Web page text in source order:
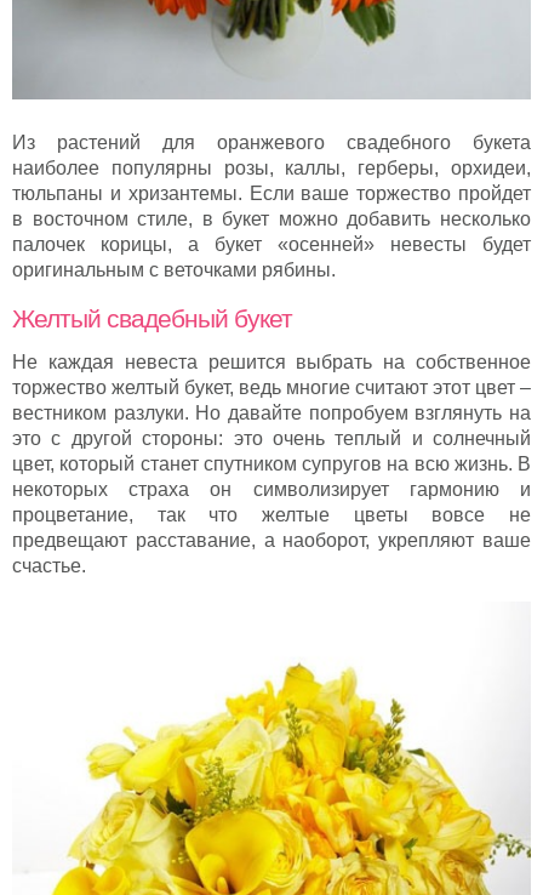
Из растений для оранжевого свадебного букета
наиболее популярны розы, каллы, герберы, орхидеи,
тюльпаны и хризантемы. Если ваше торжество пройдет
в восточном стиле, в букет можно добавить несколько
палочек корицы, а букет «осенней» невесты будет
оригинальным с веточками рябины.
Желтый свадебный букет
Не каждая невеста решится выбрать на собственное
торжество желтый букет, ведь многие считают этот цвет –
вестником разлуки. Но давайте попробуем взглянуть на
это с другой стороны: это очень теплый и солнечный
цвет, который станет спутником супругов на всю жизнь. В
некоторых страха он символизирует гармонию и
процветание, так что желтые цветы вовсе не
предвещают расставание, а наоборот, укрепляют ваше
счастье.